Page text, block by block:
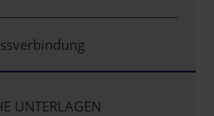
UNTERLAGEN